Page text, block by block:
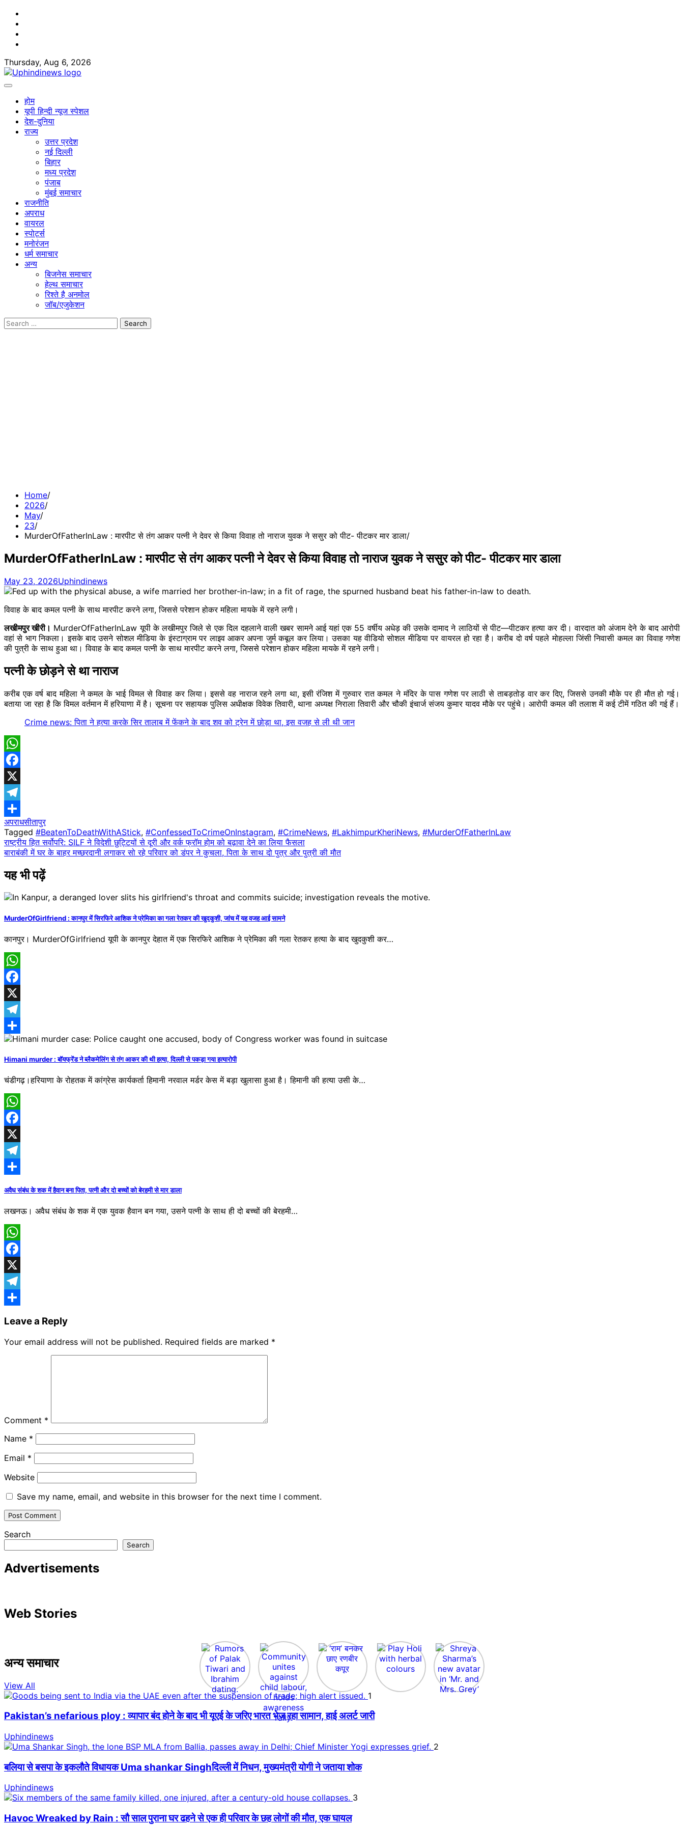
Skip
content
Thursday, Aug 6, 2026
होम
यूपी हिन्दी न्यूज स्पेशल
देश-दुनिया
राज्य
उत्तर प्रदेश
नई दिल्ली
बिहार
मध्य प्रदेश
पंजाब
मुंबई समाचार
राजनीति
अपराध
वायरल
स्पोर्ट्स
मनोरंजन
धर्म समाचार
अन्य
बिजनेस समाचार
हेल्थ समाचार
रिश्ते है अनमोल
जॉब/एजुकेशन
Search
Home
2026
May
23
MurderOfFatherInLaw : मारपीट से तंग आकर पत्नी ने देवर से किया विवाह तो नाराज युवक ने ससुर को पीट- पीटकर मार डाला
MurderOfFatherInLaw : मारपीट से तंग आकर पत्नी ने देवर से किया विवाह तो नाराज युवक ने ससुर को पीट- पीटकर मार डाला
May 23, 2026Uphindinews
विवाह के बाद कमल पत्नी के साथ मारपीट करने लगा, जिससे परेशान होकर महिला मायके में रहने लगी।
लखीमपुर खीरी। MurderOfFatherInLaw यूपी के लखीमपुर जिले से एक दिल दहलाने वाली खबर सामने आई यहां एक 55 वर्षीय अधेड़ की उसके दामाद ने लाठियों से पीट—पीटकर हत्या कर दी। वारदात को अंजाम देने के बाद आरोपी
वहां से भाग निकला। इसके बाद उसने सोशल मीडिया के इंस्टाग्राम पर लाइव आकर अपना जुर्म कबूल कर लिया। उसका यह वीडियो सोशल मीडिया पर वायरल हो रहा है। करीब दो वर्ष पहले मोहल्ला जिंसी निवासी कमल का विवाह गणेश
की पुत्री के साथ हुआ था। विवाह के बाद कमल पत्नी के साथ मारपीट करने लगा, जिससे परेशान होकर महिला मायके में रहने लगी।
पत्नी के छोड़ने से था नाराज
करीब एक वर्ष बाद महिला ने कमल के भाई विमल से विवाह कर लिया। इससे वह नाराज रहने लगा था, इसी रंजिश में गुरुवार रात कमल ने मंदिर के पास गणेश पर लाठी से ताबड़तोड़ वार कर दिए, जिससे उनकी मौके पर ही मौत हो गई।
बताया जा रहा है कि विमल वर्तमान में हरियाणा में है। सूचना पर सहायक पुलिस अधीक्षक विवेक तिवारी, थाना अध्यक्ष निराला तिवारी और चौकी इंचार्ज संजय कुमार यादव मौके पर पहुंचे। आरोपी कमल की तलाश में कई टीमें गठित की गई हैं।
Crime news: पिता ने हत्या करके सिर तालाब में फेंकने के बाद शव को ट्रेन में छोड़ा था, इस वजह से ली थी जान
WhatsApp
Facebook
X
Telegram
Share
अपराधसीतापुर
Tagged #BeatenToDeathWithAStick, #ConfessedToCrimeOnInstagram, #CrimeNews, #LakhimpurKheriNews, #MurderOfFatherInLaw
Post
navigation
राष्ट्रीय हित सर्वोपरि: SILF ने विदेशी छुट्टियों से दूरी और वर्क फ्रॉम होम को बढ़ावा देने का लिया फैसला
बाराबंकी में घर के बाहर मच्छरदानी लगाकर सो रहे परिवार को डंपर ने कुचला, पिता के साथ दो पुत्र और पुत्री की मौत
यह भी पढ़ें
MurderOfGirlfriend : कानपुर में सिरफिरे आशिक ने प्रेमिका का गला रेतकर की खुदकुशी, जांच में यह वजह आई सामने
कानपुर। MurderOfGirlfriend यूपी के कानपुर देहात में एक सिरफिरे आशिक ने प्रेमिका की गला रेतकर हत्या के बाद खुदकुशी कर…
WhatsApp
Facebook
X
Telegram
Share
Himani murder : बॉयफ्रेंड ने ब्लैकमेलिंग से तंग आकर की थी हत्या, दिल्ली से पकड़ा गया हत्यारोपी
चंडीगढ़।हरियाणा के रोहतक में कांग्रेस कार्यकर्ता हिमानी नरवाल मर्डर केस में बड़ा खुलासा हुआ है। हिमानी की हत्या उसी के…
WhatsApp
Facebook
X
Telegram
अवैध संबंध के शक में हैवान बना पिता, पत्नी और दो बच्चों को बेरहमी से मार डाला
लखनऊ। अवैध संबंध के शक में एक युवक हैवान बन गया, उसने प​त्नी के साथ ही दो बच्चों की बेरहमी…
WhatsApp
Facebook
X
Telegram
Leave a Reply
Your email address will not be published. Required fields are marked *
Comment *
Name *
Email *
Website
Save my name, email, and website in this browser for the next time I comment.
Search
Search
Advertisements
Web Stories
अन्य समाचार
View All
1
Pakistan’s nefarious ploy : व्यापार बंद होने के बाद भी यूएई के जरिए भारत भेज रहा सामान, हाई अलर्ट जारी
Uphindinews
2
बलिया से बसपा के इकलौते विधायक Uma shankar Singhदिल्ली में निधन, मुख्यमंत्री योगी ने जताया शोक
Uphindinews
3
Havoc Wreaked by Rain : सौ साल पुराना घर ढहने से एक ही परिवार के छह लोगों की मौत, एक घायल